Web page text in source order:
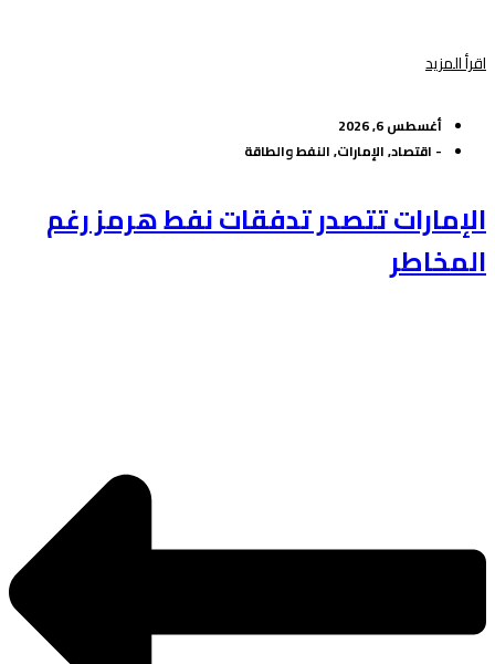
اقرأ المزيد
أغسطس 6, 2026
- اقتصاد,الإمارات,النفط والطاقة
الإمارات تتصدر تدفقات نفط هرمز رغم
المخاطر